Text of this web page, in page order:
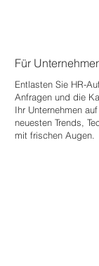
Für
Entlasten Sie HR-
Anfragen und die
Ihr Unternehmen
neuesten Trends,
mit frischen Augen.